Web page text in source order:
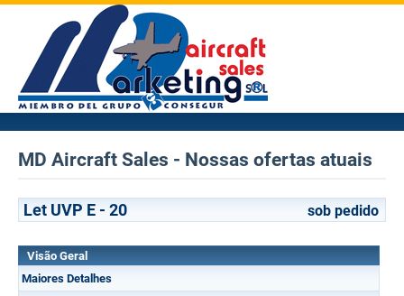
MD Aircraft Sales - Nossas ofertas atuais
Let UVP E - 20 sob pedido
Visão Geral
Maiores Detalhes